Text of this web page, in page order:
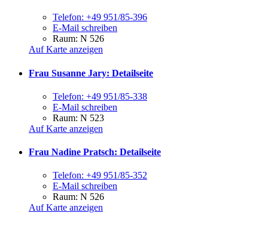
Telefon: +49 951/85-396
E-Mail schreiben
Raum: N 526
Auf Karte anzeigen
Frau Susanne Jary: Detailseite
Telefon: +49 951/85-338
E-Mail schreiben
Raum: N 523
Auf Karte anzeigen
Frau Nadine Pratsch: Detailseite
Telefon: +49 951/85-352
E-Mail schreiben
Raum: N 526
Auf Karte anzeigen